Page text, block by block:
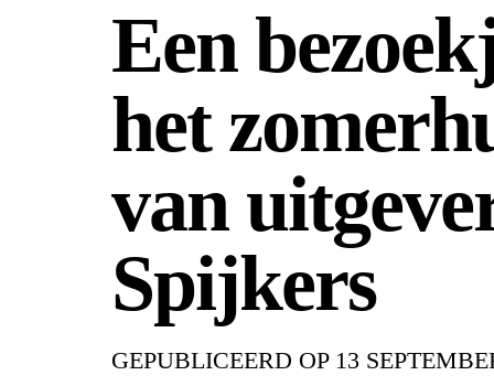
Een
het
van
Spijkers
GEPUBLICEERD OP 13